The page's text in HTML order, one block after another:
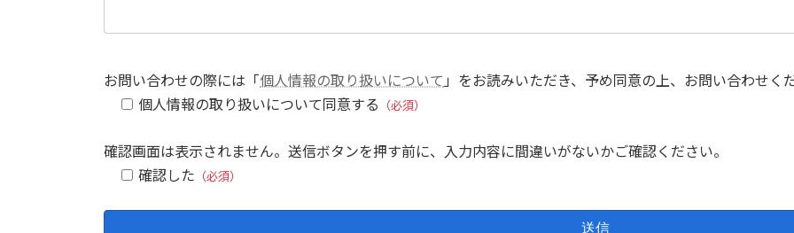
お問い合わせの際には「個人情報の取り扱いについて 」をお読みいただき、予め同意の上、お問い合わせく
個人情報の取り扱いについて同意する
（必須）
確認画面は表示されません。送信ボタンを押す前に、入力内容に間違いがないかご確認ください。
確認した （必須）